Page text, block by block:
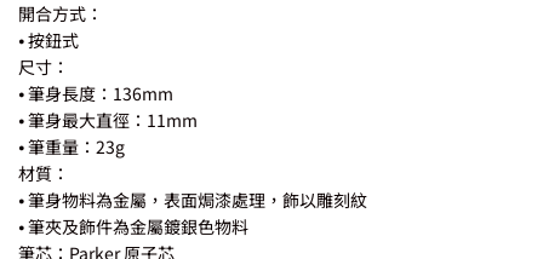
開合方式：
⦁ 按鈕式
尺寸：
⦁ 筆身長度：136mm
⦁ 筆身最大直徑：11mm
⦁ 筆重量：23g
材質：
⦁ 筆身物料為金屬，表面焗漆處理，飾以雕刻紋
⦁ 筆夾及飾件為金屬鍍銀色物料
筆芯：Parker 原子芯